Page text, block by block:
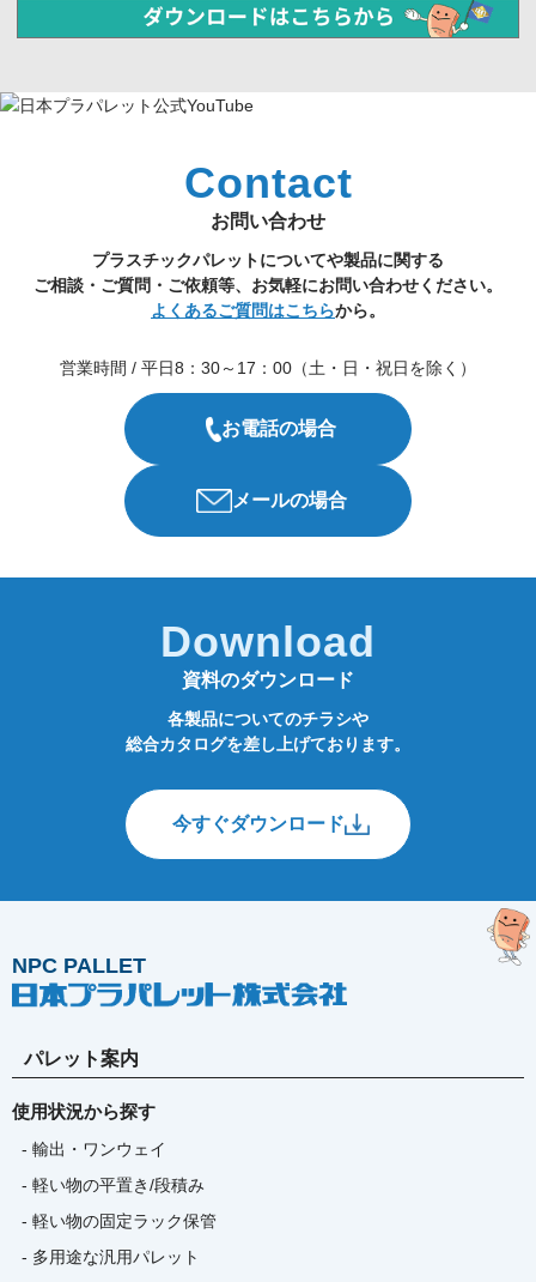
Contact
お問い合わせ
プラスチックパレットについてや製品に関する
ご相談・ご質問・ご依頼等、お気軽にお問い合わせください。
よくあるご質問はこちらから。
営業時間 / 平日8：30～17：00（土・日・祝日を除く）
お電話の場合
メールの場合
Download
資料のダウンロード
各製品についてのチラシや
総合カタログを差し上げております。
今すぐダウンロード
NPC PALLET
パレット案内
使用状況から探す
- 輸出・ワンウェイ
- 軽い物の平置き/段積み
- 軽い物の固定ラック保管
- 多用途な汎用パレット